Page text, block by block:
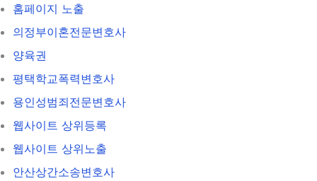
홈페이지 노출
의정부이혼전문변호사
양육권
평택학교폭력변호사
용인성범죄전문변호사
웹사이트 상위등록
웹사이트 상위노출
안산상간소송변호사